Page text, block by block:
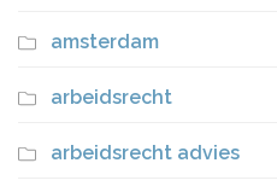
amsterdam
arbeidsrecht
arbeidsrecht advies